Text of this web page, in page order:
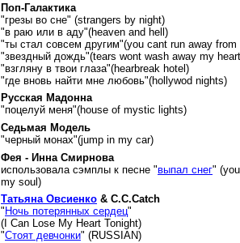
Поп-Галактика
"грезы во сне" (strangers by night)
"в раю или в аду"(heaven and hell)
"ты стал совсем другим"(you cant run away from
"звездный дождь"(tears wont wash away my
"взгляну в твои глаза"(hearbreak hotel)
"где вновь найти мне любовь"(hollywod nights)
Русская Мадонна
"поцелуй меня"(house of mystic lights)
Седьмая Модель
"черный монах"(jump in my car)
Фея - Инна Смирнова
использовала сэмплы к песне "выпал снег"
my soul)
Татьяна Овсиенко & C.C.Catch
" Ночь потерянных сердец"
(I Can Lose My Heart Tonight)
"Стоят девчонки" (RUSSIAN)